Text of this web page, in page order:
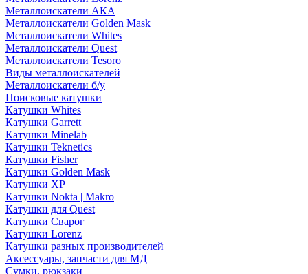
Металлоискатели АКА
Металлоискатели Golden Mask
Металлоискатели Whites
Металлоискатели Quest
Металлоискатели Tesoro
Виды металлоискателей
Металлоискатели б/у
Поисковые катушки
Катушки Whites
Катушки Garrett
Катушки Minelab
Катушки Teknetics
Катушки Fisher
Катушки Golden Mask
Катушки XP
Катушки Nokta | Makro
Катушки для Quest
Катушки Сварог
Катушки Lorenz
Катушки разных производителей
Аксессуары, запчасти для МД
Сумки, рюкзаки